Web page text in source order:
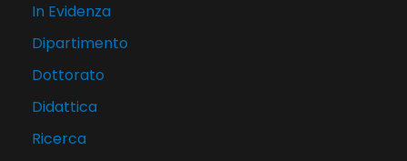
In Evidenza
Dipartimento
Dottorato
Didattica
Ricerca